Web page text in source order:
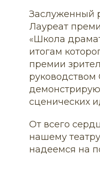
Заслуженный
Лауреат
«Школа
итогам
премии
сценических
От всего
нашему
надеемся на